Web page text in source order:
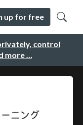
control
more …
up for free